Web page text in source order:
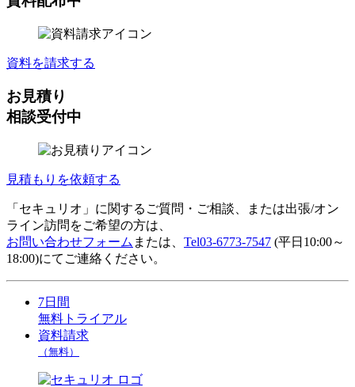
資料を請求する
お見積り
相談受付中
見積もりを依頼する
「セキュリオ」に関するご質問・ご相談、または出張/オン
ライン訪問をご希望の方は、
お問い合わせフォーム または、 Tel03-6773-7547 (平日10:00～
18:00)にてご連絡ください。
7日間
無料トライアル
資料請求
（無料）